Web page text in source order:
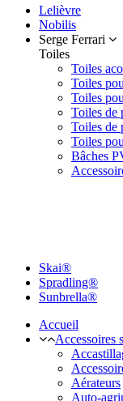
Lelièvre
Nobilis
Serge Ferrari
Toiles
Toiles
Toiles
Toiles
Toiles de
Toiles de
Toiles
Bâches
Skai®
Spradling®
Sunbrella®
Accueil
Accessoires
Aérateurs
Auto-